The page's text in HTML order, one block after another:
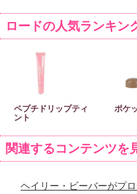
ロードの人気ランキン
ペプチドリップティ
ント
ポケ
関連するコンテンツを
ヘイリー・ビーバーがプ